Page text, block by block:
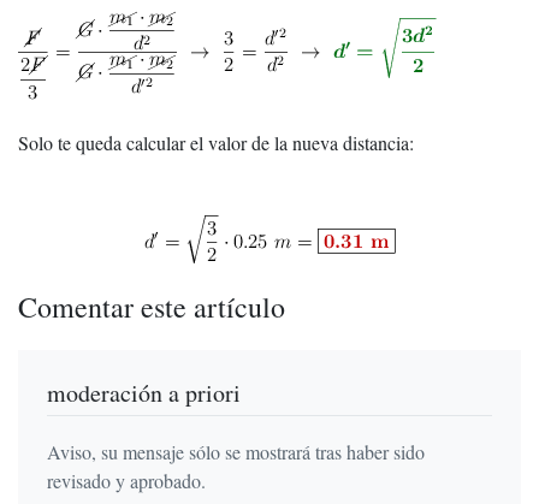
Solo te queda calcular el valor de la nueva distancia:
Comentar este artículo
moderación a priori
Aviso, su mensaje sólo se mostrará tras haber sido
revisado y aprobado.